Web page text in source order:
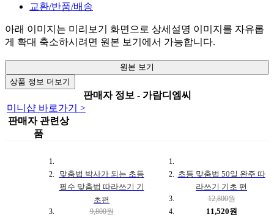
교환/반품/배송
아래 이미지는 미리보기 화면으로 상세설명 이미지를 자유롭
게 확대 축소하시려면 원본 보기에서 가능합니다.
원본 보기
상품 정보 더보기
판매자 정보 - 가람디엠씨
미니샵 바로가기 >
판매자 관련상
품
맞춤법 박사가 되는 초등
필수 맞춤법 따라쓰기 기
초편
9,800원
초등 맞춤법 50일 완주 따
라쓰기 기초 편
12,800원
11,520원